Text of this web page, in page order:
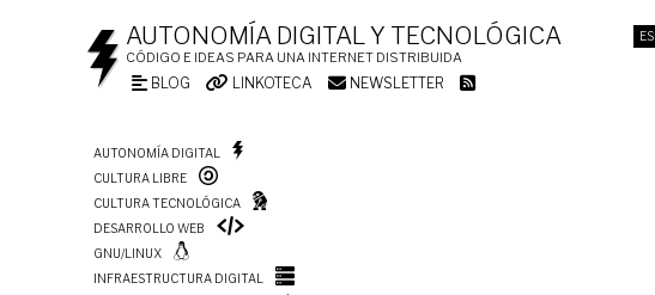
ES
AUTONOMÍA DIGITAL Y TECNOLÓGICA
CÓDIGO E IDEAS PARA UNA INTERNET DISTRIBUIDA
BLOG LINKOTECA NEWSLETTER
AUTONOMÍA DIGITAL
CULTURA LIBRE
CULTURA TECNOLÓGICA
DESARROLLO WEB
GNU/LINUX
INFRAESTRUCTURA DIGITAL